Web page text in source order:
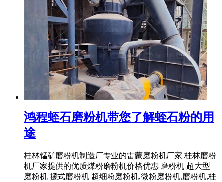
鸿程蛭石磨粉机带您了解蛭石粉的用
途
桂林锰矿磨粉机制造厂专业的雷蒙磨粉机厂家 桂林磨粉
机厂家提供的优质煤粉磨粉机价格优惠 磨粉机 超大型
磨粉机 摆式磨粉机 超细粉磨粉机,微粉磨粉机,磨粉机,桂